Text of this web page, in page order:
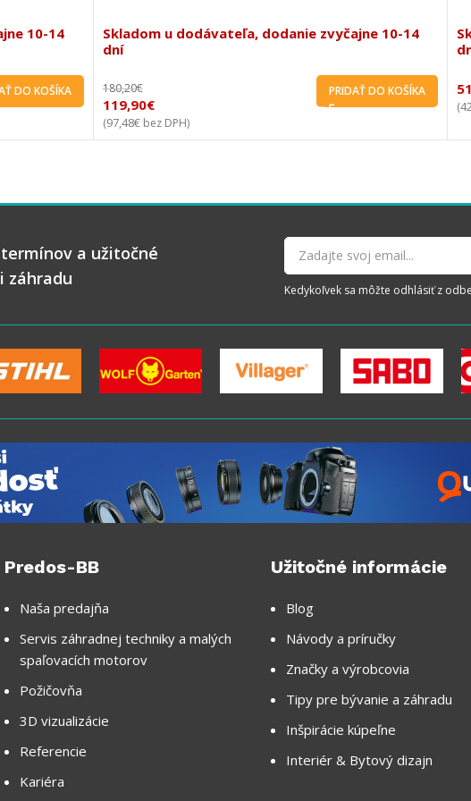
10-14
DO KOŠÍKA
Skladom u dodávateľa, dodanie zvyčajne 10-14
dní
180,20€
119,90€
(97,48€bez DPH)
PRIDAŤ DO KOŠÍKA
(
a užitočné
záhradu
Kedykoľvek sa môžte odhlásiť z
Predos-BB
Naša predajňa
Servis záhradnej techniky a malých
spaľovacích motorov
Požičovňa
3D vizualizácie
Referencie
Kariéra
Užitočné informácie
Blog
Návody a príručky
Značky a výrobcovia
Tipy pre bývanie a záhradu
Inšpirácie kúpeľne
Interiér & Bytový dizajn